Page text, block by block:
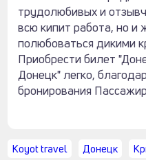
трудолюбивых и
всю кипит работа, но
полюбоваться дикими
Приобрести билет
Донецк" легко,
бронирования
Koyot travel Донецк